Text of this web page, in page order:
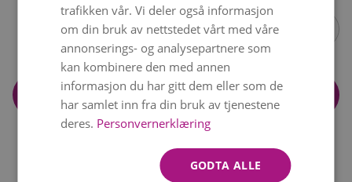
Legg i handlekurv
trafikken vår. Vi deler også informasjon
om din bruk av nettstedet vårt med våre
annonserings- og analysepartnere som
kan kombinere den med annen
informasjon du har gitt dem eller som de
har samlet inn fra din bruk av tjenestene
deres. Personvernerklæring
GODTA ALLE